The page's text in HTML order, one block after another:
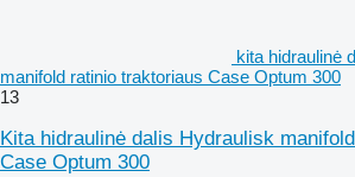
kita hidraulinė
manifold ratinio traktoriaus Case Optum 300
13
Kita hidraulinė dalis Hydraulisk
Case Optum 300